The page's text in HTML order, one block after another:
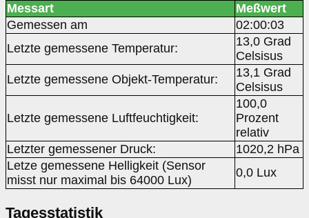
Messart
Meßwert
Gemessen am
02:00:03
Letzte gemessene Temperatur:
13,0 Grad
Celsisus
Letzte gemessene Objekt-Temperatur:
13,1 Grad
Celsisus
Letzte gemessene Luftfeuchtigkeit:
100,0
Prozent
relativ
Letzter gemessener Druck:
1020,2 hPa
Letze gemessene Helligkeit (Sensor
misst nur maximal bis 64000 Lux)
0,0 Lux
Tagesstatistik